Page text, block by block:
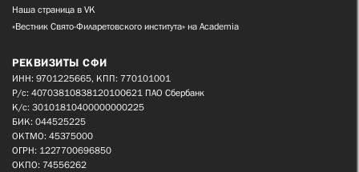
Наша страница в VK
«Вестник Свято-Филаретовского института» на Academia
РЕКВИЗИТЫ СФИ
ИНН: 9701225665, КПП: 770101001
Р/с: 40703810838120100621 ПАО Сбербанк
К/с: 30101810400000000225
БИК: 044525225
ОКТМО: 45375000
ОГРН: 1227700696850
ОКПО: 74556262